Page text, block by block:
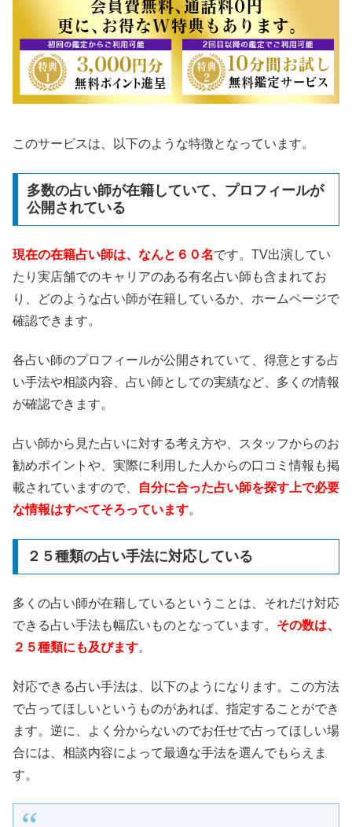
このサービスは、以下のような特徴となっています。
多数の占い師が在籍していて、プロフィールが
公開されている
現在の在籍占い師は、なんと６０名です。TV出演してい
たり実店舗でのキャリアのある有名占い師も含まれてお
り、どのような占い師が在籍しているか、ホームページで
確認できます。
各占い師のプロフィールが公開されていて、得意とする占
い手法や相談内容、占い師としての実績など、多くの情報
が確認できます。
占い師から見た占いに対する考え方や、スタッフからのお
勧めポイントや、実際に利用した人からの口コミ情報も掲
載されていますので、
自分に合った占い師を探す上で必要
な情報はすべてそろっています。
２５種類の占い手法に対応している
多くの占い師が在籍しているということは、それだけ対応
できる占い手法も幅広いものとなっています。 その数は、
２５種類にも及びます。
対応できる占い手法は、以下のようになります。この方法
で占ってほしいというものがあれば、指定することができ
ます。逆に、よく分からないのでお任せで占ってほしい場
合には、相談内容によって最適な手法を選んでもらえま
す。